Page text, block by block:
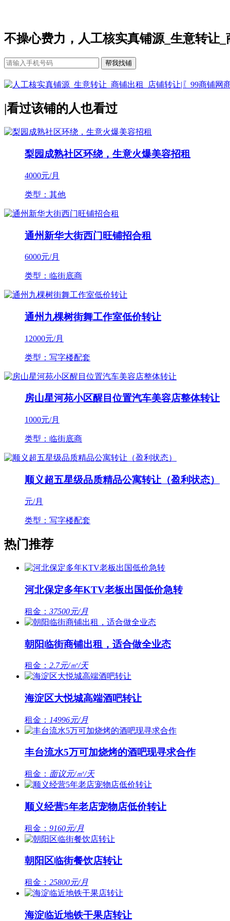
不操心费力，人工核实真铺源_生意转让
看过该铺的人也看过
梨园成熟社区环绕，生意火爆美容招租
4000元/月
类型：其他
通州新华大街西门旺铺招合租
6000元/月
类型：临街底商
通州九棵树街舞工作室低价转让
12000元/月
类型：写字楼配套
房山星河苑小区醒目位置汽车美容店整体转让
1000元/月
类型：临街底商
顺义超五星级品质精品公寓转让（盈利状态）
元/月
类型：写字楼配套
热门推荐
河北保定多年KTV老板出国低价急转
租金： 37500元/月
朝阳临街商铺出租，适合做全业态
租金： 2.7元/㎡/天
海淀区大悦城高端酒吧转让
租金： 14996元/月
丰台流水5万可加烧烤的酒吧现寻求合作
租金： 面议元/㎡/天
顺义经营5年老店宠物店低价转让
租金： 9160元/月
朝阳区临街餐饮店转让
租金： 25800元/月
海淀临近地铁干果店转让